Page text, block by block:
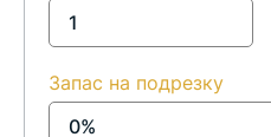
Запас на подрезку